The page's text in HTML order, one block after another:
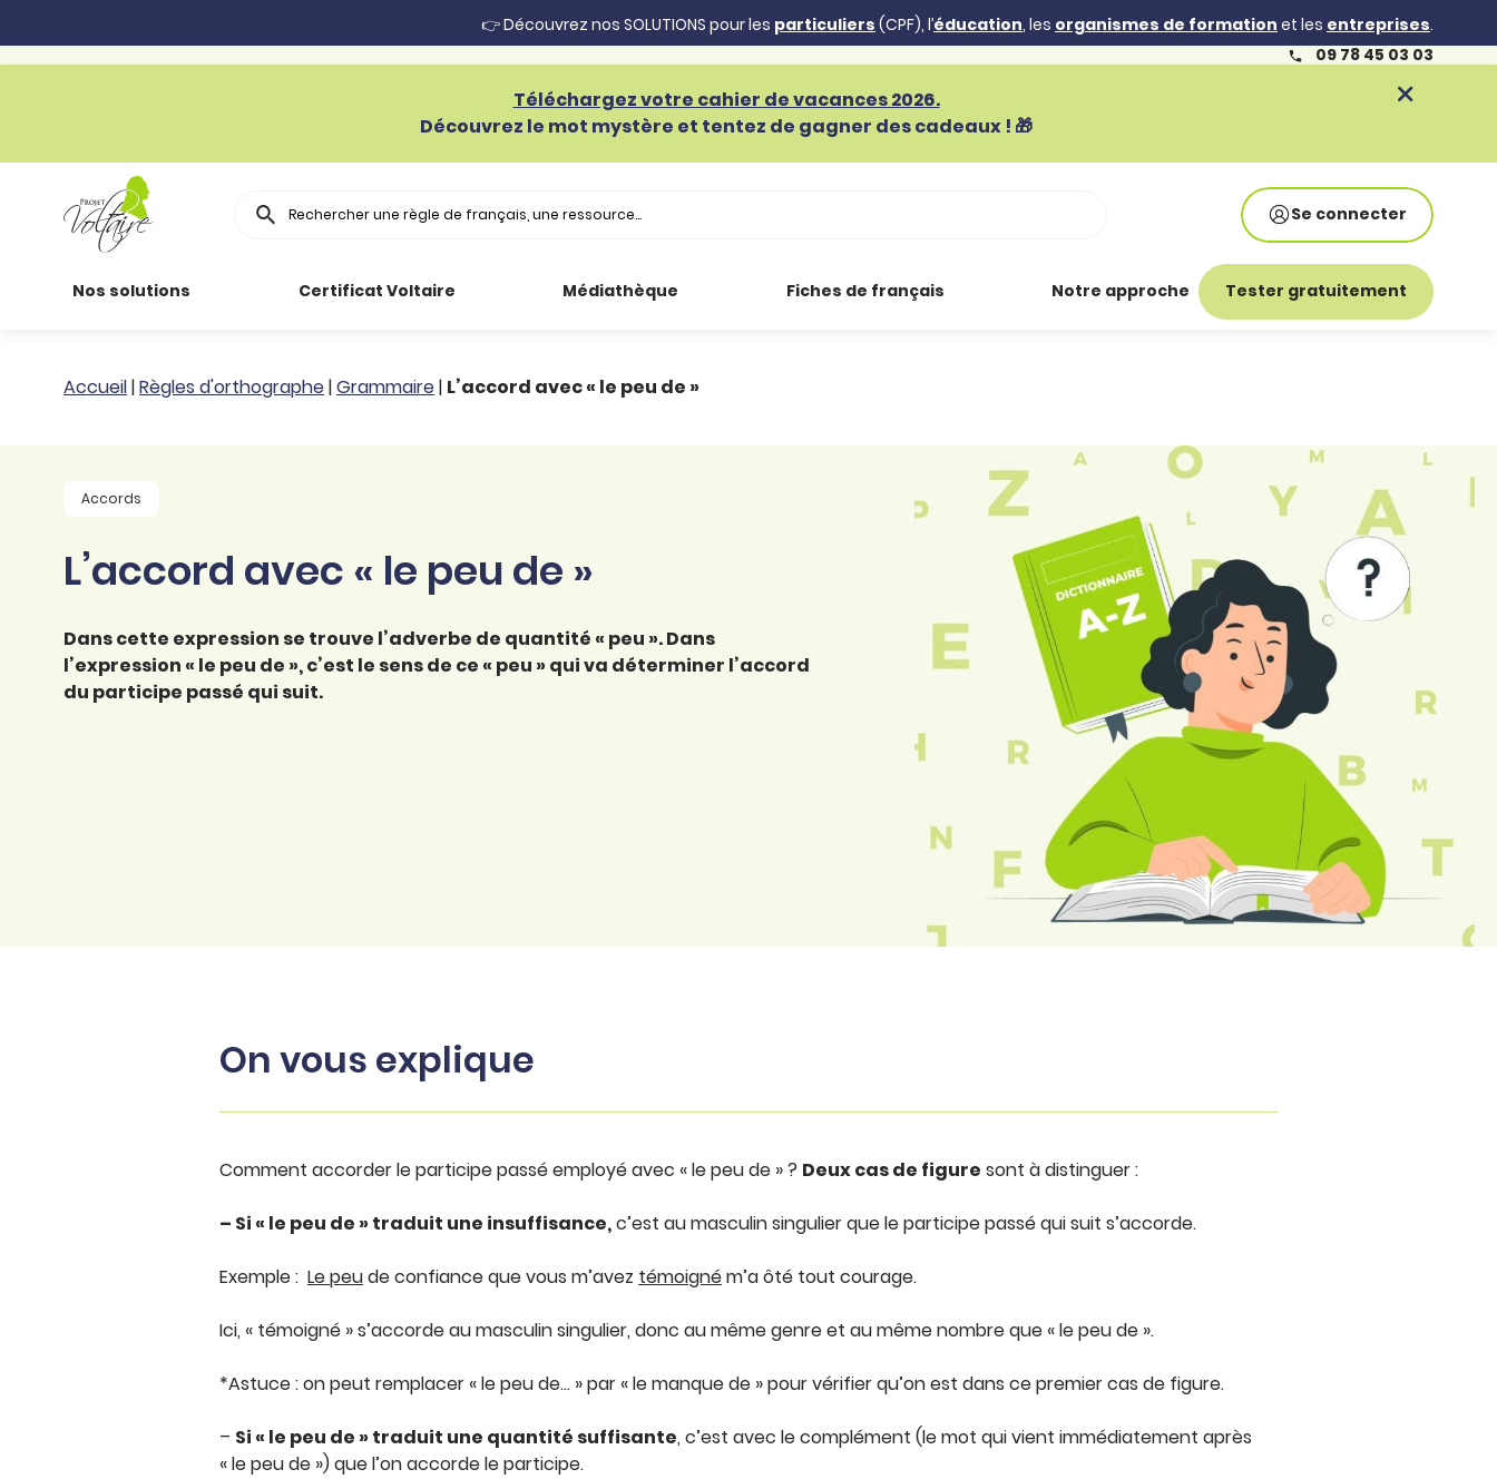
👉 Découvrez nos SOLUTIONS pour les particuliers (CPF), l’éducation, les organismes de formation et les entreprises.
09 78 45 03 03
Téléchargez votre cahier de vacances 2026.
Découvrez le mot mystère et tentez de gagner des cadeaux ! 🎁
Rechercher Se connecter
Nos solutions
Particuliers
Organismes de
Certifier ses compétences
Évaluer le niveau de ses
Certificat Voltaire Médiathèque
Toutes nos
ressources
professionnel
Animer une classe
Accompagner ses
salariés
Fiches de français
Conjugaison
d’orthographe
Syntaxe
Notre approche Tester gratuitement
Accueil|Règles d'orthographe|Grammaire| L’accord avec « le peu de »
Accords
L’accord avec « le peu de »
Dans cette expression se trouve l’adverbe de quantité « peu ». Dans
l’expression « le peu de », c’est le sens de ce « peu » qui va déterminer l’accord
du participe passé qui suit.
On vous explique
Comment accorder le participe passé employé avec « le peu de » ? Deux cas de figure sont à distinguer :
– Si « le peu de » traduit une insuffisance,c’est au masculin singulier que le participe passé qui suit s’accorde.
Exemple : Le peude confiance que vous m’avez témoigném’a ôté tout courage.
Ici, « témoigné » s’accorde au masculin singulier, donc au même genre et au même nombre que « le peu de ».
*Astuce : on peut remplacer « le peu de… » par « le manque de » pour vérifier qu’on est dans ce premier cas de figure.
– Si « le peu de » traduit une quantité suffisante, c’est avec le complément (le mot qui vient immédiatement après
« le peu de ») que l’on accorde le participe.